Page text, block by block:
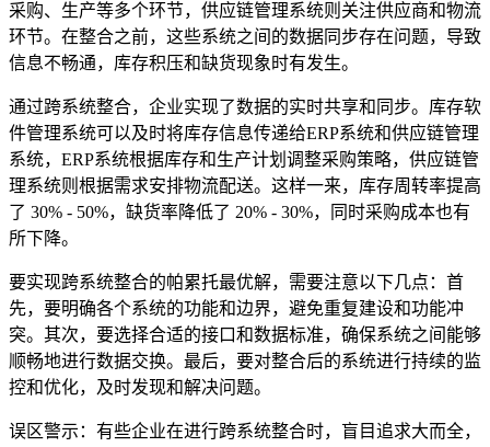
采购、生产等多个环节，供应链管理系统则关注供应商和物流
环节。在整合之前，这些系统之间的数据同步存在问题，导致
信息不畅通，库存积压和缺货现象时有发生。
通过跨系统整合，企业实现了数据的实时共享和同步。库存软
件管理系统可以及时将库存信息传递给ERP系统和供应链管理
系统，ERP系统根据库存和生产计划调整采购策略，供应链管
理系统则根据需求安排物流配送。这样一来，库存周转率提高
了 30% - 50%，缺货率降低了 20% - 30%，同时采购成本也有
所下降。
要实现跨系统整合的帕累托最优解，需要注意以下几点：首
先，要明确各个系统的功能和边界，避免重复建设和功能冲
突。其次，要选择合适的接口和数据标准，确保系统之间能够
顺畅地进行数据交换。最后，要对整合后的系统进行持续的监
控和优化，及时发现和解决问题。
误区警示：有些企业在进行跨系统整合时，盲目追求大而全，